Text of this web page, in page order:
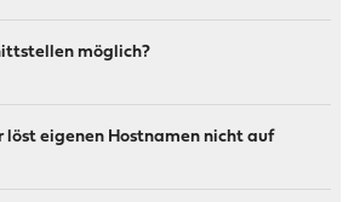
möglich?
löst eigenen Hostnamen nicht auf